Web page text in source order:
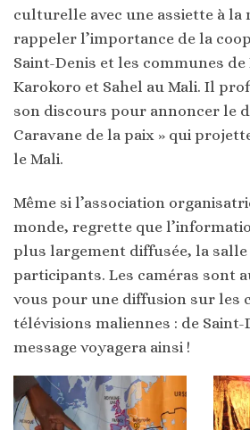
culturelle avec une assiette à la
rappeler l’importance de la
Saint-Denis et les communes
Karokoro et Sahel au Mali. Il
son discours pour annoncer le
Caravane de la paix » qui
le Mali.
Même si l’association
monde, regrette que
plus largement diffusée, la salle
participants. Les caméras sont
vous pour une diffusion sur les
télévisions maliennes : de Saint-
message voyagera ainsi !